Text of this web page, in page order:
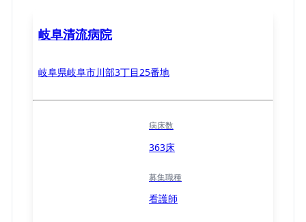
岐阜清流病院
岐阜県岐阜市川部3丁目25番地
病床数
363床
募集職種
看護師